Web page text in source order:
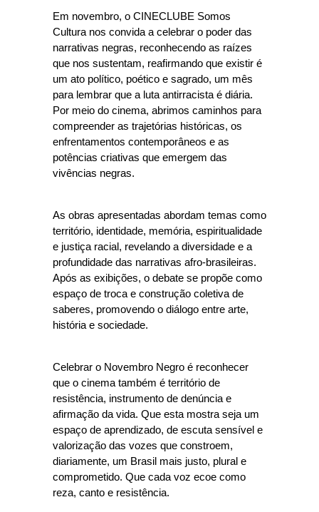
Em novembro, o CINECLUBE Somos
Cultura nos convida a celebrar o poder das
narrativas negras, reconhecendo as raízes
que nos sustentam, reafirmando que existir é
um ato político, poético e sagrado, um mês
para lembrar que a luta antirracista é diária.
Por meio do cinema, abrimos caminhos para
compreender as trajetórias históricas, os
enfrentamentos contemporâneos e as
potências criativas que emergem das
vivências negras.
As obras apresentadas abordam temas como
território, identidade, memória, espiritualidade
e justiça racial, revelando a diversidade e a
profundidade das narrativas afro-brasileiras.
Após as exibições, o debate se propõe como
espaço de troca e construção coletiva de
saberes, promovendo o diálogo entre arte,
história e sociedade.
Celebrar o Novembro Negro é reconhecer
que o cinema também é território de
resistência, instrumento de denúncia e
afirmação da vida. Que esta mostra seja um
espaço de aprendizado, de escuta sensível e
valorização das vozes que constroem,
diariamente, um Brasil mais justo, plural e
comprometido. Que cada voz ecoe como
reza, canto e resistência.